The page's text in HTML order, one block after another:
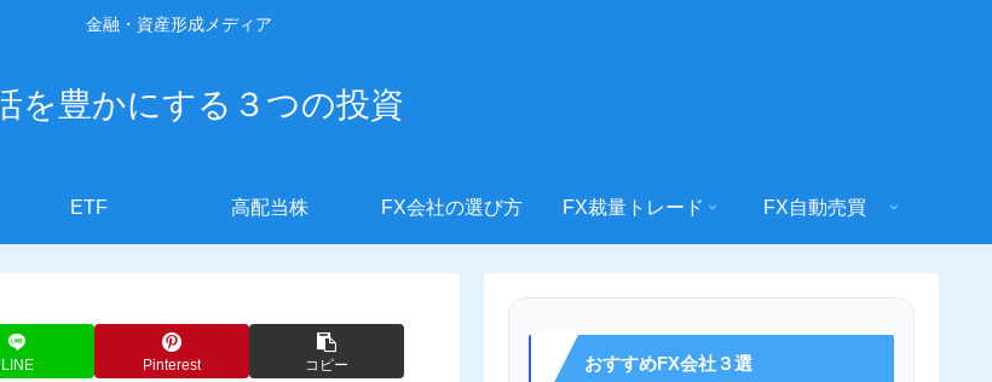
金融・資産形成メディア
を豊かにする３つの投資
ETF 高配当株 FX会社の選び方 FX裁量トレード FX自動売買
LINE Pinterest コピー おすすめFX会社３選